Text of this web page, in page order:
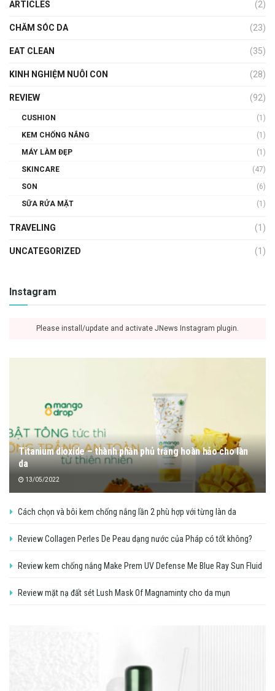
ARTICLES (2)
CHĂM SÓC DA (23)
EAT CLEAN (35)
KINH NGHIỆM NUÔI CON (28)
REVIEW (92)
CUSHION
(1)
KEM CHỐNG NẮNG
(1)
MÁY LÀM ĐẸP
(1)
SKINCARE
(47)
SON
(6)
SỮA RỬA MẶT
(1)
TRAVELING (1)
UNCATEGORIZED (1)
Instagram
Please install/update and activate JNews Instagram plugin.
Titanium dioxide – thành phần phủ trắng hoàn hảo cho làn
da
13/05/2022
Cách chọn và bôi kem chống nắng lần 2 phù hợp với từng làn da
Review Collagen Perles De Peau dạng nước của Pháp có tốt không?
Review kem chống nắng Make Prem UV Defense Me Blue Ray Sun Fluid
Review mặt nạ đất sét Lush Mask Of Magnaminty cho da mụn